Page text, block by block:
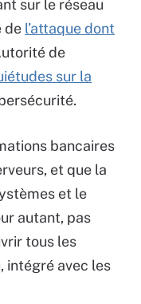
sur le réseau
de l’attaque dont
de
sur la
bancaires
et que la
et le
autant, pas
tous les
intégré avec les